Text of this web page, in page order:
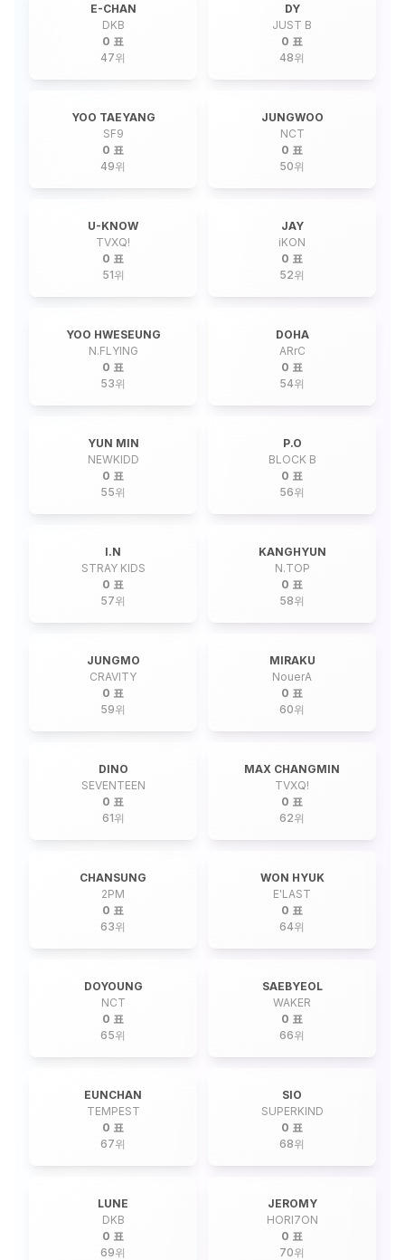
E-CHAN
DKB
0 표
47위
DY
JUST B
0 표
48위
YOO TAEYANG
SF9
0 표
49위
JUNGWOO
NCT
0 표
50위
U-KNOW
TVXQ!
0 표
51위
JAY
iKON
0 표
52위
YOO HWESEUNG
N.FLYING
0 표
53위
DOHA
ARrC
0 표
54위
YUN MIN
NEWKIDD
0 표
55위
P.O
BLOCK B
0 표
56위
I.N
STRAY KIDS
0 표
57위
KANGHYUN
N.TOP
0 표
58위
JUNGMO
CRAVITY
0 표
59위
MIRAKU
NouerA
0 표
60위
DINO
SEVENTEEN
0 표
61위
MAX CHANGMIN
TVXQ!
0 표
62위
CHANSUNG
2PM
0 표
63위
WON HYUK
E'LAST
0 표
64위
DOYOUNG
NCT
0 표
65위
SAEBYEOL
WAKER
0 표
66위
EUNCHAN
TEMPEST
0 표
67위
SIO
SUPERKIND
0 표
68위
LUNE
DKB
0 표
69위
JEROMY
HORI7ON
0 표
70위